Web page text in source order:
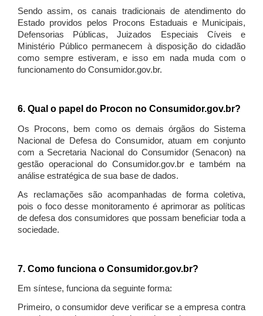
Sendo assim, os canais tradicionais de atendimento do
Estado providos pelos Procons Estaduais e Municipais,
Defensorias Públicas, Juizados Especiais Cíveis e
Ministério Público permanecem à disposição do cidadão
como sempre estiveram, e isso em nada muda com o
funcionamento do Consumidor.gov.br.
6. Qual o papel do Procon no Consumidor.gov.br?
Os Procons, bem como os demais órgãos do Sistema
Nacional de Defesa do Consumidor, atuam em conjunto
com a Secretaria Nacional do Consumidor (Senacon) na
gestão operacional do Consumidor.gov.br e também na
análise estratégica de sua base de dados.
As reclamações são acompanhadas de forma coletiva,
pois o foco desse monitoramento é aprimorar as políticas
de defesa dos consumidores que possam beneficiar toda a
sociedade.
7. Como funciona o Consumidor.gov.br?
Em síntese, funciona da seguinte forma:
Primeiro, o consumidor deve verificar se a empresa contra